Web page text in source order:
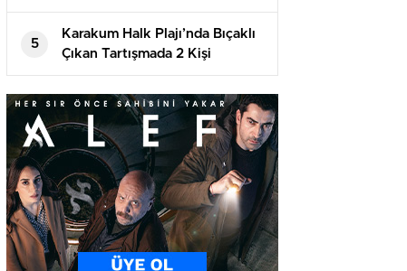
Girişimlere İzin Vermeyecek
5
Karakum Halk Plajı’nda Bıçaklı
Çıkan Tartışmada 2 Kişi
Tutuklandı